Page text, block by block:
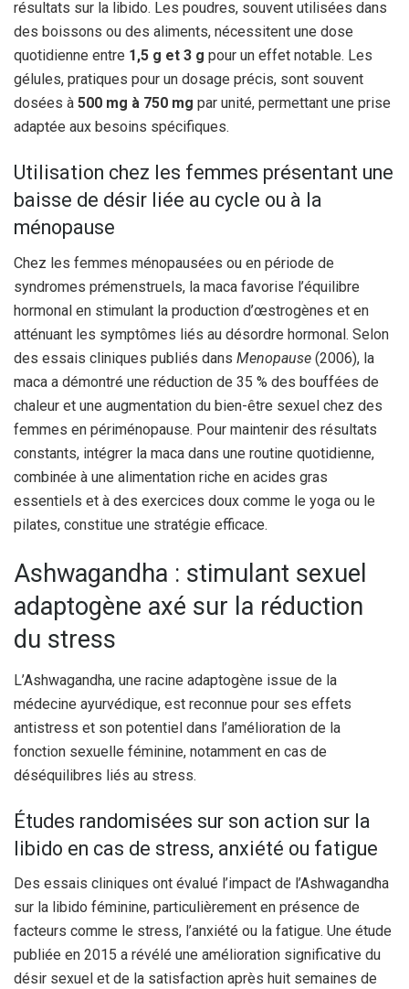
résultats sur la libido. Les poudres, souvent utilisées dans
des boissons ou des aliments, nécessitent une dose
quotidienne entre 1,5 g et 3 g pour un effet notable. Les
gélules, pratiques pour un dosage précis, sont souvent
dosées à 500 mg à 750 mg par unité, permettant une prise
adaptée aux besoins spécifiques.
Utilisation chez les femmes présentant une
baisse de désir liée au cycle ou à la
ménopause
Chez les femmes ménopausées ou en période de
syndromes prémenstruels, la maca favorise l’équilibre
hormonal en stimulant la production d’œstrogènes et en
atténuant les symptômes liés au désordre hormonal. Selon
des essais cliniques publiés dans Menopause (2006), la
maca a démontré une réduction de 35 % des bouffées de
chaleur et une augmentation du bien-être sexuel chez des
femmes en périménopause. Pour maintenir des résultats
constants, intégrer la maca dans une routine quotidienne,
combinée à une alimentation riche en acides gras
essentiels et à des exercices doux comme le yoga ou le
pilates, constitue une stratégie efficace.
Ashwagandha : stimulant sexuel
adaptogène axé sur la réduction
du stress
L’Ashwagandha, une racine adaptogène issue de la
médecine ayurvédique, est reconnue pour ses effets
antistress et son potentiel dans l’amélioration de la
fonction sexuelle féminine, notamment en cas de
déséquilibres liés au stress.
Études randomisées sur son action sur la
libido en cas de stress, anxiété ou fatigue
Des essais cliniques ont évalué l’impact de l’Ashwagandha
sur la libido féminine, particulièrement en présence de
facteurs comme le stress, l’anxiété ou la fatigue. Une étude
publiée en 2015 a révélé une amélioration significative du
désir sexuel et de la satisfaction après huit semaines de